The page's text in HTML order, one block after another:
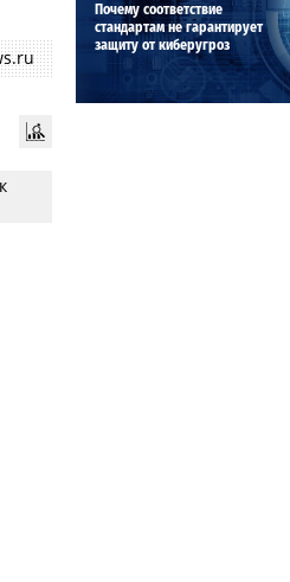
Почему соответствие
стандартам не гарантирует
защиту от киберугроз